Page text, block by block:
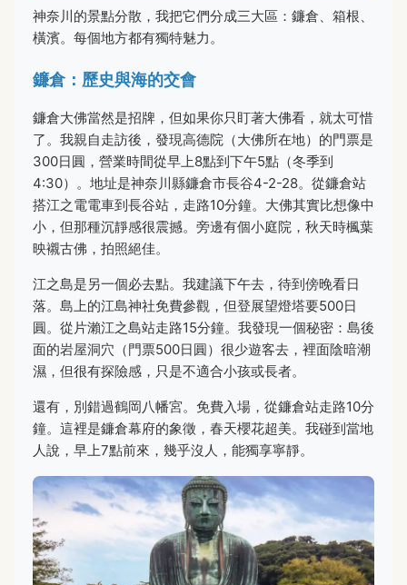
神奈川的景點分散，我把它們分成三大區：鐮倉、箱根、
橫濱。每個地方都有獨特魅力。
鐮倉：歷史與海的交會
鐮倉大佛當然是招牌，但如果你只盯著大佛看，就太可惜
了。我親自走訪後，發現高德院（大佛所在地）的門票是
300日圓，營業時間從早上8點到下午5點（冬季到
4:30）。地址是神奈川縣鐮倉市長谷4-2-28。從鐮倉站
搭江之電電車到長谷站，走路10分鐘。大佛其實比想像中
小，但那種沉靜感很震撼。旁邊有個小庭院，秋天時楓葉
映襯古佛，拍照絕佳。
江之島是另一個必去點。我建議下午去，待到傍晚看日
落。島上的江島神社免費參觀，但登展望燈塔要500日
圓。從片瀨江之島站走路15分鐘。我發現一個秘密：島後
面的岩屋洞穴（門票500日圓）很少遊客去，裡面陰暗潮
濕，但很有探險感，只是不適合小孩或長者。
還有，別錯過鶴岡八幡宮。免費入場，從鐮倉站走路10分
鐘。這裡是鐮倉幕府的象徵，春天櫻花超美。我碰到當地
人說，早上7點前來，幾乎沒人，能獨享寧靜。